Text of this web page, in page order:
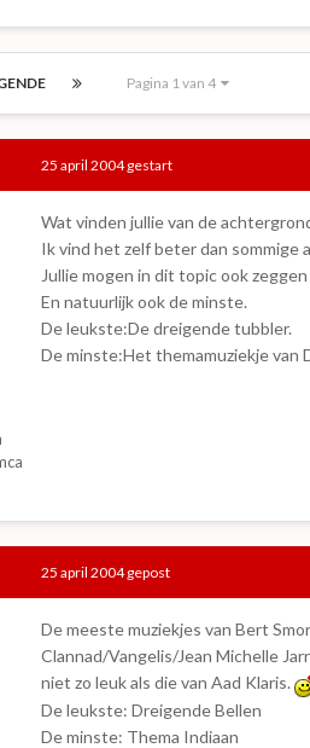
Pagina 1 van 4
25 april 2004gestart
Wat vinden jullie van de
Ik vind het zelf beter dan sommige
Jullie mogen in dit topic ook
En natuurlijk ook de minste.
De leukste:De dreigende tubbler.
De minste:Het themamuziekje van
25 april 2004gepost
De meeste muziekjes van Bert
Clannad/Vangelis/Jean Michelle
niet zo leuk als die van Aad Klaris.
De leukste: Dreigende Bellen
De minste: Thema Indiaan